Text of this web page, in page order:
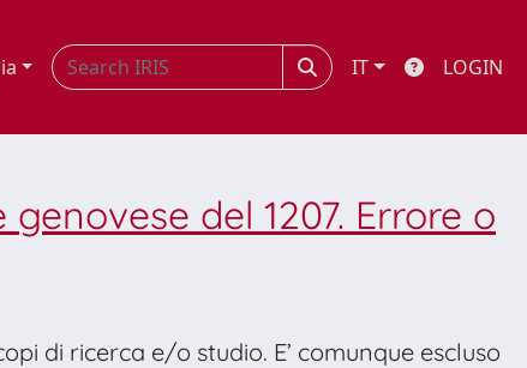
IT LOGIN
del 1207. Errore o
di ricerca e/o studio. E’ comunque escluso